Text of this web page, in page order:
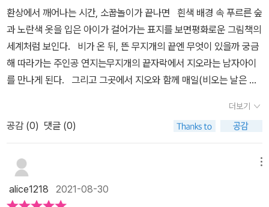
환상에서 깨어나는 시간, 소꿉놀이가 끝나면 흰색 배경 속 푸르른 숲
과 노란색 옷을 입은 아이가 걸어가는 표지를 보면평화로운 그림책의
세계처럼 보인다. 비가 온 뒤, 뜬 무지개의 끝엔 무엇이 있을까 궁금
해 따라가는 주인공 연지는무지개의 끝자락에서 지오라는 남자아이
를 만나게 된다. 그리고 그곳에서 지오와 함께 매일(비오는 날은 빼
사건이 벌어지는데,이 장면에서는 그림책을 보고 있다가 나도 함께
고함을 질렀다. 해당 장면에 등장인물들도 충격을 받고현실을 마주
한다.아이들에게는 더 이상 돌아갈 수 없는 환상 세계가 끊긴다. 그
리고 연지는 좀더 큰 어린이가 된 뒤그 때의 사건 속 물고기에게 미안
해하며지오의 행방에 대해 궁금해한다. 그림책이 환상의 세계에서
더보기
공감 (0) 댓글 (0)
alice1218 2021-08-30